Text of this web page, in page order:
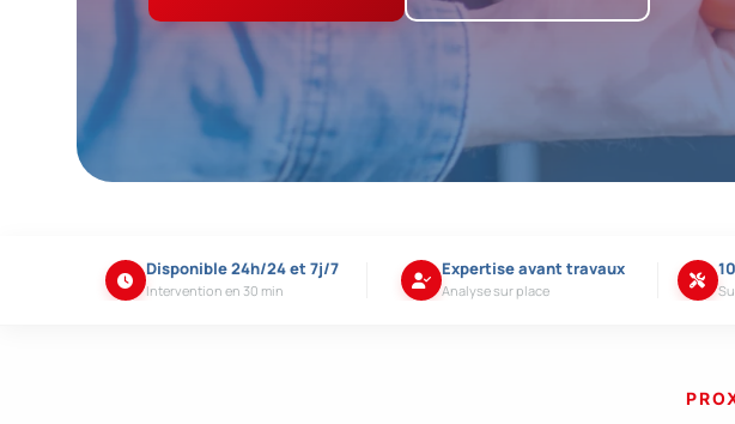
Disponible 24h/24 et 7j/7
Intervention en 30 min
Expertise avant travaux
Analyse sur place